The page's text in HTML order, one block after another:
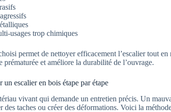
usages trop chimiques
permet de nettoyer efficacement l’escalier tout en
prématurée et améliore la durabilité de l’ouvrage.
un escalier en bois étape par étape
vivant qui demande un entretien précis. Un
des taches ou créer des déformations. Voici la